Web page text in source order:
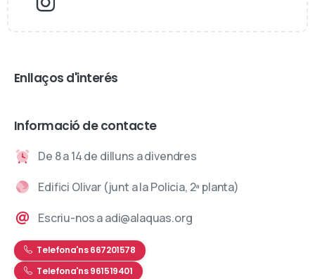
Enllaços d'interés
Informació de contacte
De 8 a 14 de dilluns a divendres
Edifici Olivar (junt a la Policia, 2ª planta)
Escriu-nos a adi@alaquas.org
Telefona'ns 667201578
Telefona'ns 961519401